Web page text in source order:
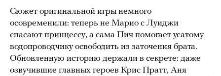
Сюжет оригинальной игры немного
осовременили: теперь не Марио с Луиджи
спасают принцессу, а сама Пич помогает усатому
водопроводчику освободить из заточения брата.
Обновленную историю держали в секрете: даже
озвучившие главных героев Крис Пратт, Аня